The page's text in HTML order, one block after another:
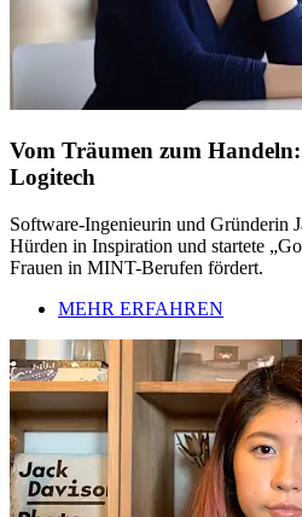
Vom Träumen zum
Logitech
Software-Ingenieurin und Gründerin
Hürden in Inspiration und startete
Frauen in MINT-Berufen fördert.
MEHR ERFAHREN